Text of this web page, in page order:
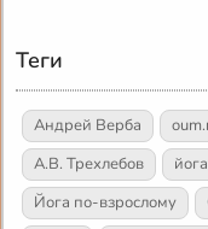
Теги
Андрей Верба
А.В. Трехлебов
йога
Йога по-взрослому